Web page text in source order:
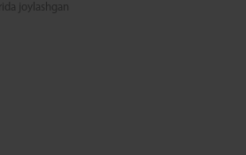
joylashgan